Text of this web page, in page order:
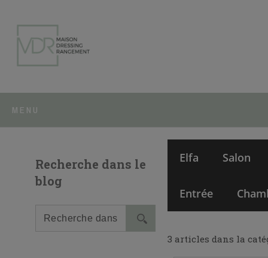
MENU
Recherche dans le
blog
Elfa Salon
Entrée
3 articles dans la